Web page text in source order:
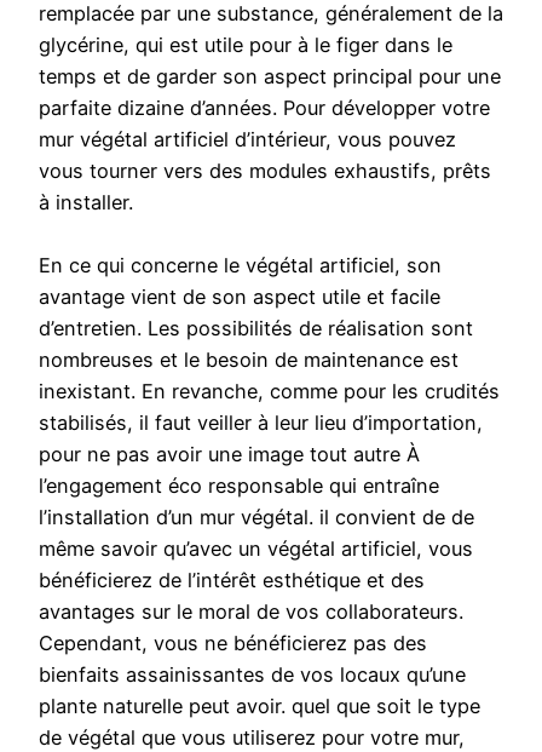
remplacée par une substance, généralement de la
glycérine, qui est utile pour à le figer dans le
temps et de garder son aspect principal pour une
parfaite dizaine d’années. Pour développer votre
mur végétal artificiel d’intérieur, vous pouvez
vous tourner vers des modules exhaustifs, prêts
à installer.
En ce qui concerne le végétal artificiel, son
avantage vient de son aspect utile et facile
d’entretien. Les possibilités de réalisation sont
nombreuses et le besoin de maintenance est
inexistant. En revanche, comme pour les crudités
stabilisés, il faut veiller à leur lieu d’importation,
pour ne pas avoir une image tout autre À
l’engagement éco responsable qui entraîne
l’installation d’un mur végétal. il convient de de
même savoir qu’avec un végétal artificiel, vous
bénéficierez de l’intérêt esthétique et des
avantages sur le moral de vos collaborateurs.
Cependant, vous ne bénéficierez pas des
bienfaits assainissantes de vos locaux qu’une
plante naturelle peut avoir. quel que soit le type
de végétal que vous utiliserez pour votre mur,